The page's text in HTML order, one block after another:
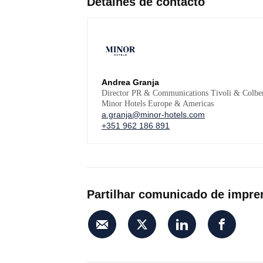
Andrea Granja
Director PR & Communications Tivoli &
Minor Hotels Europe & Americas
a.granja@minor-hotels.com
+351 962 186 891
Partilhar comunicado de